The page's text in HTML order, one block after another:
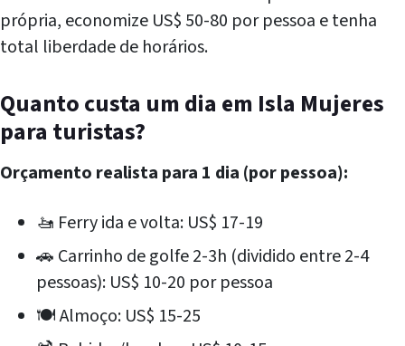
própria, economize US$ 50-80 por pessoa e tenha
total liberdade de horários.
Quanto custa um dia em Isla Mujeres
para turistas?
Orçamento realista para 1 dia (por pessoa):
🚤 Ferry ida e volta: US$ 17-19
🚗 Carrinho de golfe 2-3h (dividido entre 2-4
pessoas): US$ 10-20 por pessoa
🍽️ Almoço: US$ 15-25